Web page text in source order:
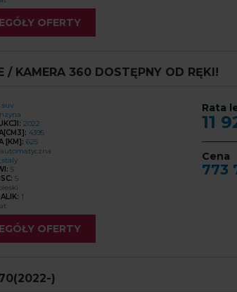
OFERTY
/ KAMERA 360 DOSTĘPNY OD RĘKI!
suv
2022
4395
[KM]: 625
automatyczna
5
5
1
OFERTY
Rata
11
Cena
773
)